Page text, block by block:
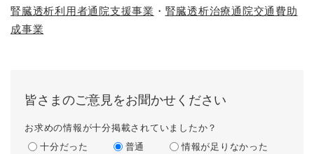
腎臓透析利用者通院支援事業 ・ 腎臓透析治療通院交通費助
成事業
皆さまのご意見をお聞かせください
お求めの情報が十分掲載されていましたか？
十分だった
普通 情報が足りなかった